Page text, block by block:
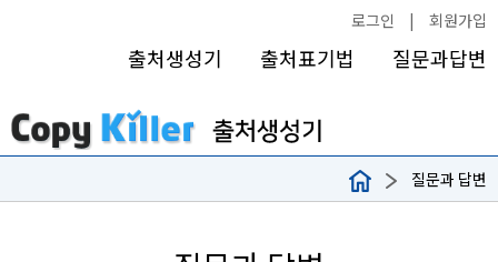
로그인 | 회원가입
출처생성기 출처표기법 질문과답변
질문과 답변